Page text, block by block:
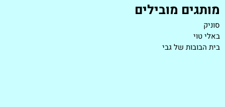
מותגים מובילים
סוניק
באלי טוי
בית הבובות של גבי